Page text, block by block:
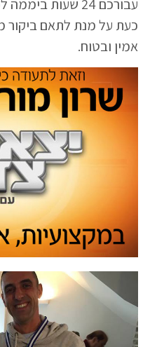
עבורכם 24 שעות
כעת על מנת לתאם ביקור
אמין ובטוח.